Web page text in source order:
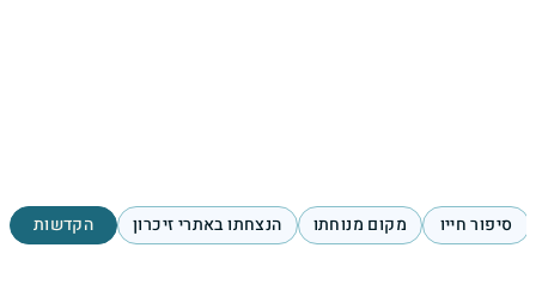
סיפור חייו מקום מנוחתו הנצחתו באתרי זיכרון הקדשות